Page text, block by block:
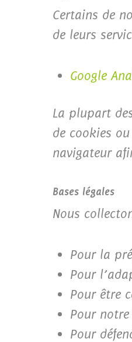
Certains de
de leurs
Google
La plupart
de cookies
navigateur
Bases légales
Nous
Pour la
Pour
Pour être
Pour
Pour